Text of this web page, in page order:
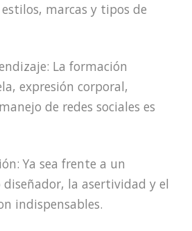
marcas y tipos de
La formación
expresión corporal,
de redes sociales es
Ya sea frente a un
la asertividad y el
indispensables.